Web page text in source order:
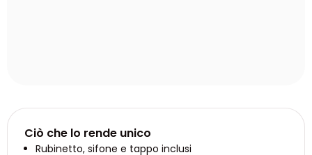
Ciò che lo rende unico
Rubinetto, sifone e tappo inclusi